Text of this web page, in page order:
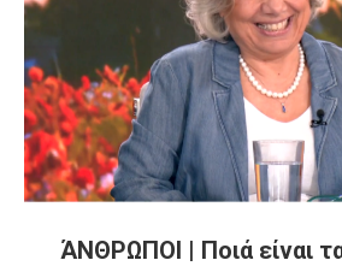
ΆΝΘΡΩΠΟΙ | Ποιά είναι